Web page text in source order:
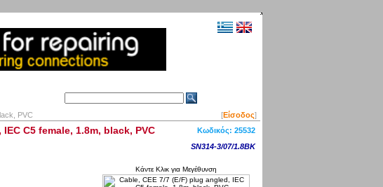
PVC [Είσοδος]
C5 female, 1.8m, black, PVC Κωδικός: 25532
SN314-3/07/1.8BK
Κάντε Κλικ για Μεγέθυνση